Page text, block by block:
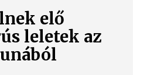
elő
leletek az